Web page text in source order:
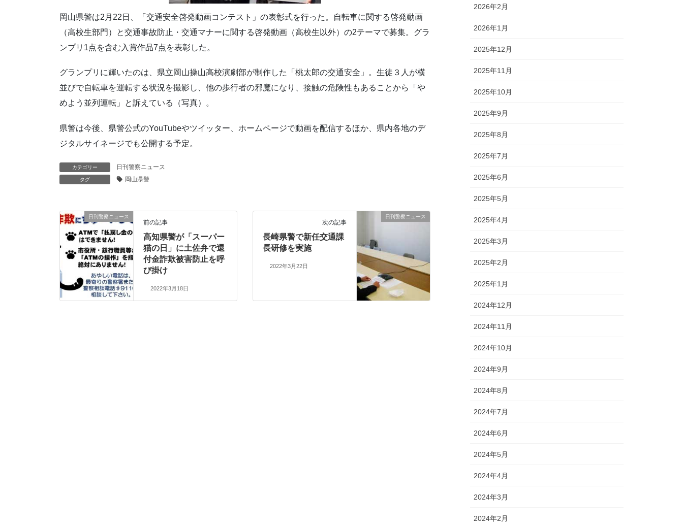
岡山県警は2月22日、「交通安全啓発動画コンテスト」の表彰式を行った。自転車に関する啓発動画
（高校生部門）と交通事故防止・交通マナーに関する啓発動画（高校生以外）の2テーマで募集。グラ
ンプリ1点を含む入賞作品7点を表彰した。
グランプリに輝いたのは、県立岡山操山高校演劇部が制作した「桃太郎の交通安全」。生徒３人が横
並びで自転車を運転する状況を撮影し、他の歩行者の邪魔になり、接触の危険性もあることから「や
めよう並列運転」と訴えている（写真）。
県警は今後、県警公式のYouTubeやツイッター、ホームページで動画を配信するほか、県内各地のデ
ジタルサイネージでも公開する予定。
カテゴリー 日刊警察ニュース
タグ 岡山県警
日刊警察ニュース
前の記事
高知県警が「スーパー
猫の日」に土佐弁で還
付金詐欺被害防止を呼
び掛け
2022年3月18日
日刊警察ニュース
次の記事
長崎県警で新任交通課
長研修を実施
2022年3月22日
2026年2月
2026年1月
2025年12月
2025年11月
2025年10月
2025年9月
2025年8月
2025年7月
2025年6月
2025年5月
2025年4月
2025年3月
2025年2月
2025年1月
2024年12月
2024年11月
2024年10月
2024年9月
2024年8月
2024年7月
2024年6月
2024年5月
2024年4月
2024年3月
2024年2月